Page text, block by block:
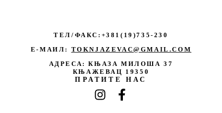
ТЕЛ/ФАКС:+381(19)735-230
Е-МАИЛ: TOKNJAZEVAC@GMAIL.COM
АДРЕСА: КЊАЗА МИЛОША 37
КЊАЖЕВАЦ 19350
ПРАТИТЕ НАС